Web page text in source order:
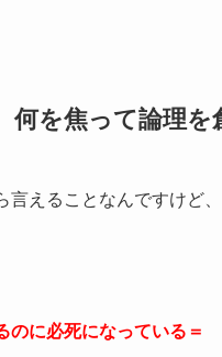
を焦って論理
えることなんですけど、
のに必死になっている＝